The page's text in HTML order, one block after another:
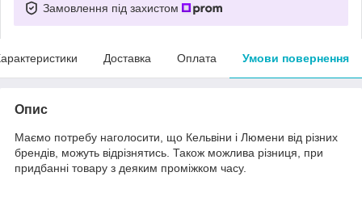
Замовлення під захистом
Доставка Оплата Умови повернення
Опис
Маємо потребу наголосити, що Кельвіни і Люмени від різних
брендів, можуть відрізнятись. Також можлива різниця, при
придбанні товару з деяким проміжком часу.